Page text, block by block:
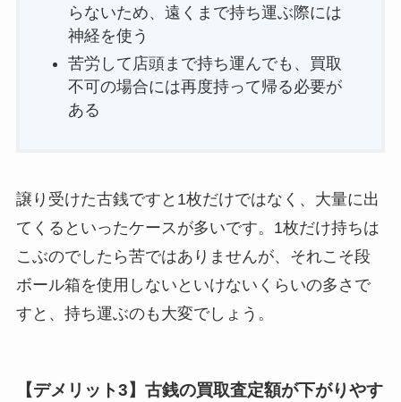
らないため、遠くまで持ち運ぶ際には
神経を使う
苦労して店頭まで持ち運んでも、買取
不可の場合には再度持って帰る必要が
ある
譲り受けた古銭ですと1枚だけではなく、大量に出
てくるといったケースが多いです。1枚だけ持ちは
こぶのでしたら苦ではありませんが、それこそ段
ボール箱を使用しないといけないくらいの多さで
すと、持ち運ぶのも大変でしょう。
【デメリット3】古銭の買取査定額が下がりやす